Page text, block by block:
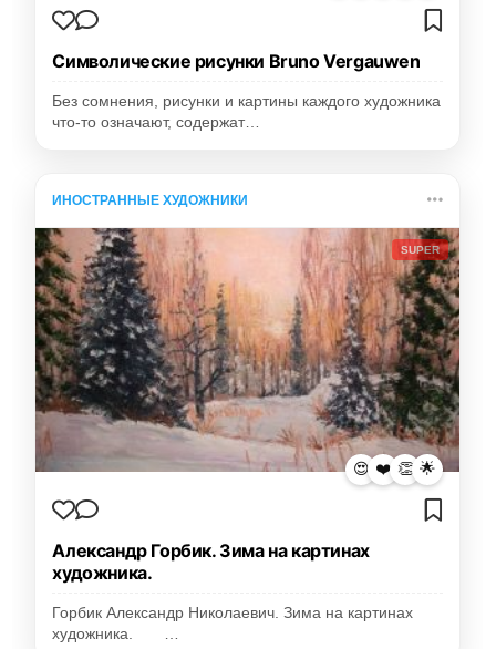
Символические рисунки Bruno Vergauwen
Без сомнения, рисунки и картины каждого художника
что-то означают, содержат…
ИНОСТРАННЫЕ ХУДОЖНИКИ
SUPER
😍 ❤️ 👏 🌟
Александр Горбик. Зима на картинах
художника.
Горбик Александр Николаевич. Зима на картинах
художника. …